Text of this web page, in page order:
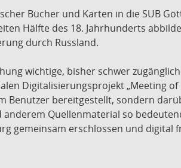
Bücher und Karten in die SUB
Hälfte des 18. Jahrhunderts
durch Russland.
wichtige, bisher schwer
Digitalisierungsprojekt „Meeting
bereitgestellt, sondern
Quellenmaterial so
gemeinsam erschlossen und digital